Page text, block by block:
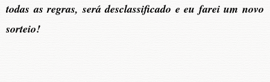
todas as regras, será desclassificado e eu farei um novo
sorteio!